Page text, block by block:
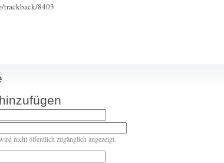
trackback/8403
nicht öffentlich zugänglich angezeigt.